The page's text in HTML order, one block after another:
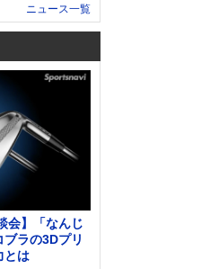
ニュース一覧
会】「なんじ
ラの3Dプリ
とは